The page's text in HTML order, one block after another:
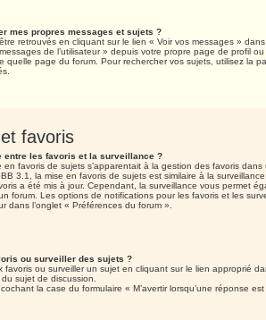
mes propres messages et sujets ?
retrouvés en cliquant sur le lien « Voir vos messages »
de l’utilisateur » depuis votre propre page de profil
quelle page du forum. Pour rechercher vos sujets, utilisez la
favoris
entre les favoris et la surveillance ?
favoris de sujets s’apparentait à la gestion des favoris
3.1, la mise en favoris de sujets est similaire à la
a été mis à jour. Cependant, la surveillance vous permet
forum. Les options de notifications pour les favoris et les
dans l’onglet « Préférences du forum ».
ou surveiller des sujets ?
favoris ou surveiller un sujet en cliquant sur le lien approprié
sujet de discussion.
la case du formulaire « M’avertir lorsqu’une réponse